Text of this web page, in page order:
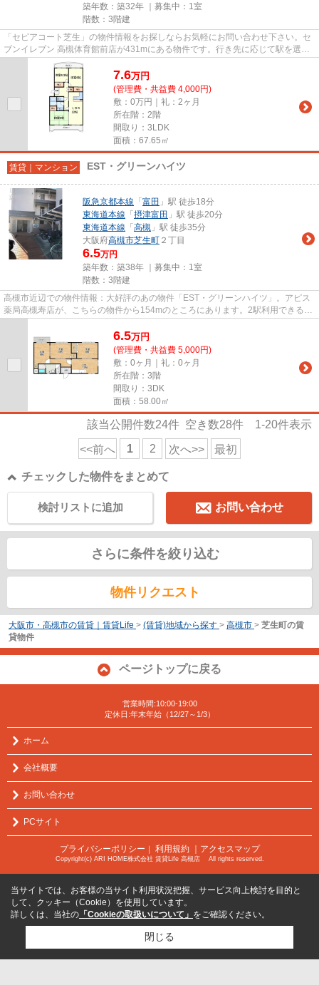
築年数：築32年 ｜募集中： 1室
階数：3階建
「セピアコート芝生」の物件情報をお探しならお気軽にお問い合わせ下さい。セ
ブンイレブン 高槻体育館前店が431mにある物件です。行き先に応じて駅を選べ
る2駅利用可能なマンションで...
7.6万円
(管理費・共益費 4,000円)
敷：0万円｜礼：2ヶ月
所在階：2階
間取り：3LDK
面積：67.65㎡
賃貸｜マンション EST・グリーンハイツ
阪急京都本線 「 富田 」駅 徒歩18分
東海道本線 「 摂津富田 」駅 徒歩20分
東海道本線 「 高槻 」駅 徒歩35分
大阪府高槻市芝生町 ２丁目
6.5万円
築年数：築38年 ｜募集中： 1室
階数：3階建
高槻市近辺での物件情報：大好評のあの物件「EST・グリーンハイツ」。アピス
薬局高槻寿店が、こちらの物件から154mのところにあります。2駅利用できる場
6.5万円
(管理費・共益費 5,000円)
敷：0ヶ月｜礼：0ヶ月
所在階：3階
間取り：3DK
面積：58.00㎡
該当公開件数24件 空き数28件 1-20件表示
<<前へ 1 2 次へ>> 最初
チェックした物件をまとめて
お問い合わせ
検討リストに追加
さらに条件を絞り込む
物件リクエスト
大阪市・高槻市の賃貸｜賃貸Life > (賃貸)地域から探す > 高槻市 > 芝生町の賃
貸物件
ページトップに戻る
営業時間:10:00-19:00
定休日:年末年始（12/27～1/3）
ホーム
会社概要
お問い合わせ
PCサイト
プライバシーポリシー ｜ 利用規約 ｜アクセスマップ
Copyright(c) ARI HOME株式会社 賃貸Life 高槻店 All rights reserved.
当サイトでは、お客様の当サイト利用状況把握、サービス向上検討を目的と
して、クッキー（Cookie）を使用しています。
詳しくは、当社の 「Cookieの取扱いについて」 をご確認ください。
閉じる